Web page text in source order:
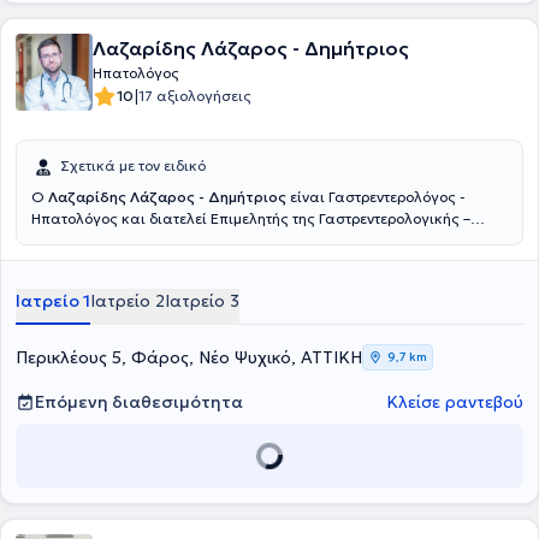
Λαζαρίδης Λάζαρος - Δημήτριος
Ηπατολόγος
10|17 αξιολογήσεις
Σχετικά με τον ειδικό
Ο Λαζαρίδης Λάζαρος - Δημήτριος είναι Γαστρεντερολόγος -
Ηπατολόγος και διατελεί Επιμελητής της Γαστρεντερολογικής –
Παράλληλα, διατηρεί το ιδιωτικό του ιατρείο στο Φάρο του Νέου
Πανεπιστήμιο Αθηνών και Ειδικεύτηκε στην Γαστρεντερολογία -
Ηπατολογία στο Πανεπιστημιακό Γενικό Νοσοκομείο «Αττικόν».
Πέραν των εθνικών εξετάσεων για τη λήψη του τίτλου της
ειδικότητας Γαστρεντερολογίας, συμμετείχε στις εργασίες του 14ου
Σχολείου Ηπατολογίας της Ελληνικής Εταιρείας Μελέτης Ήπατος
και βραβεύτηκε μετά τη συμμετοχή του στις εξετάσεις.
Καποδιστριακού Πανεπιστημίου Αθηνών το 2017 με βαθμό
Νοσοκομείου «Αττικόν» με αντικείμενο το ρόλο του σωματίου της
Ιατρείο 1Ιατρείο 2Ιατρείο 3
Περικλέους 5, Φάρος, Νέο Ψυχικό, ΑΤΤΙΚΗ 9,7 km
Επόμενη διαθεσιμότητα Κλείσε ραντεβού